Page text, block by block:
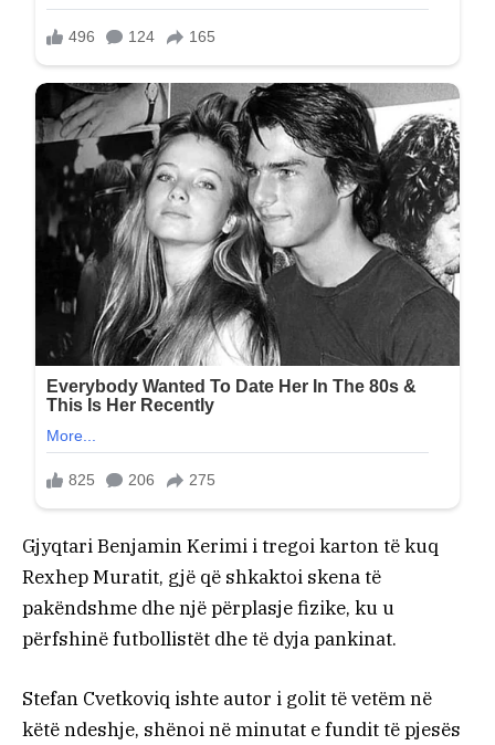
Gjyqtari Benjamin Kerimi i tregoi karton të kuq
Rexhep Muratit, gjë që shkaktoi skena të
pakëndshme dhe një përplasje fizike, ku u
përfshinë futbollistët dhe të dyja pankinat.
Stefan Cvetkoviq ishte autor i golit të vetëm në
këtë ndeshje, shënoi në minutat e fundit të pjesës